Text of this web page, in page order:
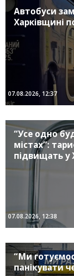
Автобуси
Харківщині
07.08.2026, 12:37
“Усе одно
містах”:
підвищать у
07.08.2026, 12:38
“Ми
панікувати